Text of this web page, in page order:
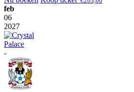
feb
06
2027
-